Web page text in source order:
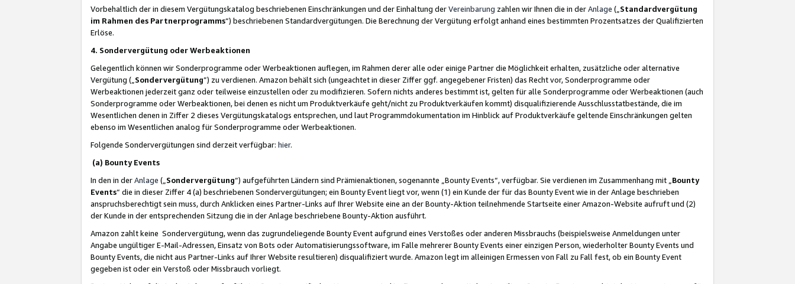
Vorbehaltlich der in diesem Vergütungskatalog beschriebenen Einschränkungen und der Einhaltung derVereinbarung zahlen wir Ihnen die in derAnlage („ Standardvergütung
im Rahmen des Partnerprogramms“) beschriebenen Standardvergütungen. Die Berechnung der Vergütung erfolgt anhand eines bestimmten Prozentsatzes der Qualifizierten
Erlöse.
4. Sondervergütung oder Werbeaktionen
Gelegentlich können wir Sonderprogramme oder Werbeaktionen auflegen, im Rahmen derer alle oder einige Partner die Möglichkeit erhalten, zusätzliche oder alternative
Vergütung („ Sondervergütung”) zu verdienen. Amazon behält sich (ungeachtet in dieser Ziffer ggf. angegebener Fristen) das Recht vor, Sonderprogramme oder
Werbeaktionen jederzeit ganz oder teilweise einzustellen oder zu modifizieren. Sofern nichts anderes bestimmt ist, gelten für alle Sonderprogramme oder Werbeaktionen (auch
Sonderprogramme oder Werbeaktionen, bei denen es nicht um Produktverkäufe geht/nicht zu Produktverkäufen kommt) disqualifizierende Ausschlusstatbestände, die im
Wesentlichen denen in Ziffer 2 dieses Vergütungskatalogs entsprechen, und laut Programmdokumentation im Hinblick auf Produktverkäufe geltende Einschränkungen gelten
ebenso im Wesentlichen analog für Sonderprogramme oder Werbeaktionen.
Folgende Sondervergütungen sind derzeit verfügbar: hier.
(a) Bounty Events
In den in derAnlage („ Sondervergütung“) aufgeführten Ländern sind Prämienaktionen, sogenannte „Bounty Events“, verfügbar. Sie verdienen im Zusammenhang mit „ Bounty
Events“ die in dieser Ziffer 4 (a) beschriebenen Sondervergütungen; ein Bounty Event liegt vor, wenn (1) ein Kunde der für das Bounty Event wie in der Anlage beschrieben
anspruchsberechtigt sein muss, durch Anklicken eines Partner-Links auf Ihrer Website eine an der Bounty-Aktion teilnehmende Startseite einer Amazon-Website aufruft und (2)
der Kunde in der entsprechenden Sitzung die in der Anlage beschriebene Bounty-Aktion ausführt.
Amazon zahlt keine Sondervergütung, wenn das zugrundeliegende Bounty Event aufgrund eines Verstoßes oder anderen Missbrauchs (beispielsweise Anmeldungen unter
Angabe ungültiger E-Mail-Adressen, Einsatz von Bots oder Automatisierungssoftware, im Falle mehrerer Bounty Events einer einzigen Person, wiederholter Bounty Events und
Bounty Events, die nicht aus Partner-Links auf Ihrer Website resultieren) disqualifiziert wurde. Amazon legt im alleinigen Ermessen von Fall zu Fall fest, ob ein Bounty Event
gegeben ist oder ein Verstoß oder Missbrauch vorliegt.